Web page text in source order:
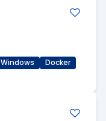
Windows
Docker